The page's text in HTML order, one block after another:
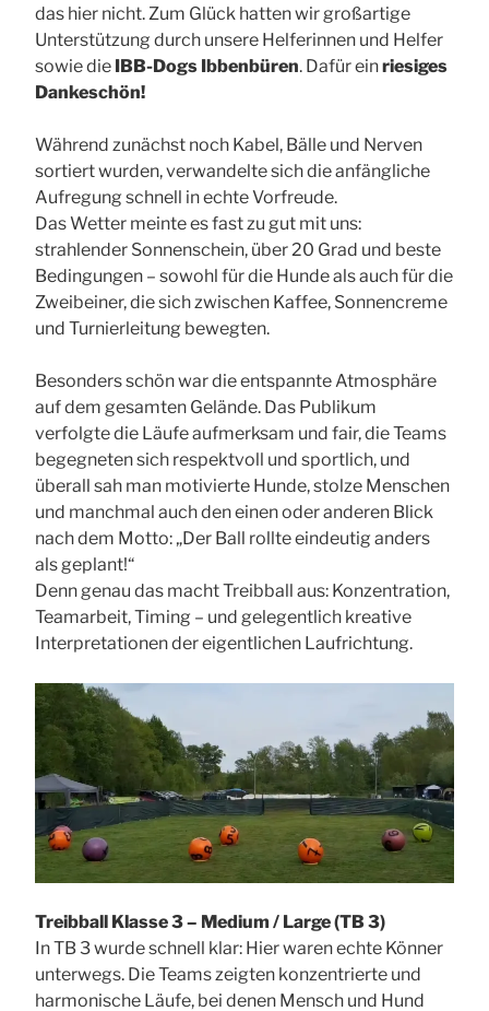
das hier nicht. Zum Glück hatten wir großartige
Unterstützung durch unsere Helferinnen und Helfer
sowie die IBB-Dogs Ibbenbüren. Dafür einriesiges
Dankeschön!
Während zunächst noch Kabel, Bälle und Nerven
sortiert wurden, verwandelte sich die anfängliche
Aufregung schnell in echte Vorfreude.
Das Wetter meinte es fast zu gut mit uns:
strahlender Sonnenschein, über 20 Grad und beste
Bedingungen – sowohl für die Hunde als auch für die
Zweibeiner, die sich zwischen Kaffee, Sonnencreme
und Turnierleitung bewegten.
Besonders schön war die entspannte Atmosphäre
auf dem gesamten Gelände. Das Publikum
verfolgte die Läufe aufmerksam und fair, die Teams
begegneten sich respektvoll und sportlich, und
überall sah man motivierte Hunde, stolze Menschen
und manchmal auch den einen oder anderen Blick
nach dem Motto: „Der Ball rollte eindeutig anders
als geplant!“
Denn genau das macht Treibball aus: Konzentration,
Teamarbeit, Timing – und gelegentlich kreative
Interpretationen der eigentlichen Laufrichtung.
Treibball Klasse 3 – Medium / Large (TB 3)
In TB 3 wurde schnell klar: Hier waren echte Könner
unterwegs. Die Teams zeigten konzentrierte und
harmonische Läufe, bei denen Mensch und Hund